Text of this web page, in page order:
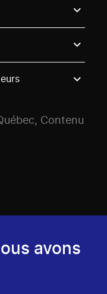
Contenu
avons